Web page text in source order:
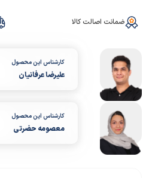
ضمانت اصالت کالا
کارشناس این محصول
علیرضا عرفانیان
کارشناس این محصول
معصومه حضرتی